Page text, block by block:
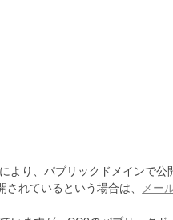
より、パブリックドメインで
れているという場合は、
メー